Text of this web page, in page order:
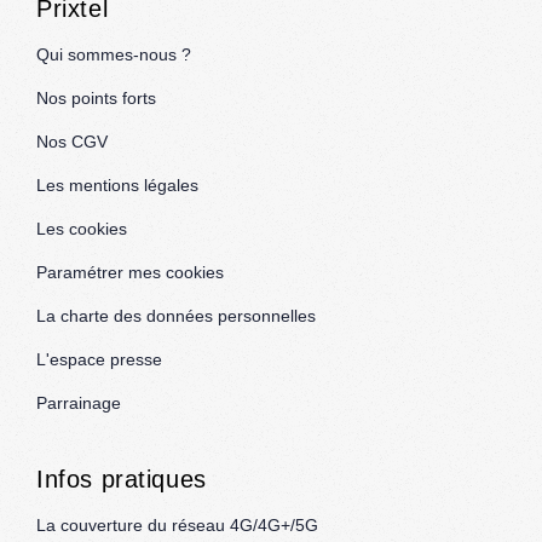
Prixtel
Qui sommes-nous ?
Nos points forts
Nos CGV
Les mentions légales
Les cookies
Paramétrer mes cookies
La charte des données personnelles
L'espace presse
Parrainage
Infos pratiques
La couverture du réseau 4G/4G+/5G